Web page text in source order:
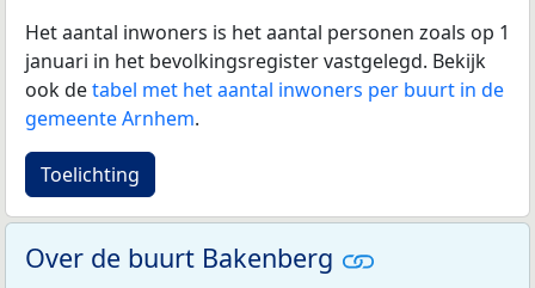
Het aantal inwoners is het aantal personen zoals op 1
januari in het bevolkingsregister vastgelegd. Bekijk
ook detabel met het aantal inwoners per buurt in de
gemeente Arnhem.
Toelichting
Over de buurt Bakenberg